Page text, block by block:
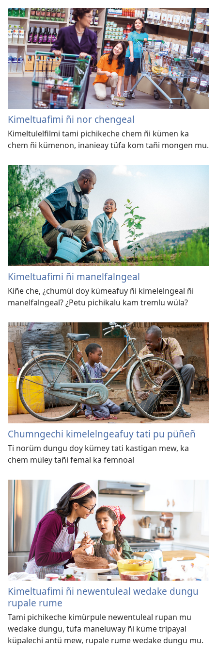
Kimeltuafimi ñi nor chengeal
Kimeltulelfilmi tami pichikeche chem ñi kümen ka
chem ñi kümenon, inanieay tüfa kom tañi mongen mu.
Kimeltuafimi ñi manelfalngeal
Kiñe che, ¿chumül doy kümeafuy ñi kimelelngeal ñi
manelfalngeal? ¿Petu pichikalu kam tremlu wüla?
Chumngechi kimelelngeafuy tati pu püñeñ
Ti norüm dungu doy kümey tati kastigan mew, ka
chem müley tañi femal ka femnoal
Kimeltuafimi ñi newentuleal wedake dungu
rupale rume
Tami pichikeche kimürpule newentuleal rupan mu
wedake dungu, tüfa maneluway ñi küme tripayal
küpalechi antü mew, rupale rume wedake dungu mu.